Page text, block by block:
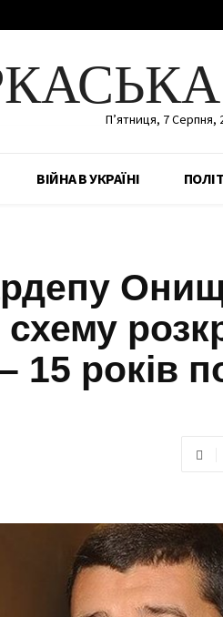
П’ятниця, 7 Серпня,
ВІЙНА В УКРАЇНІ
15 років